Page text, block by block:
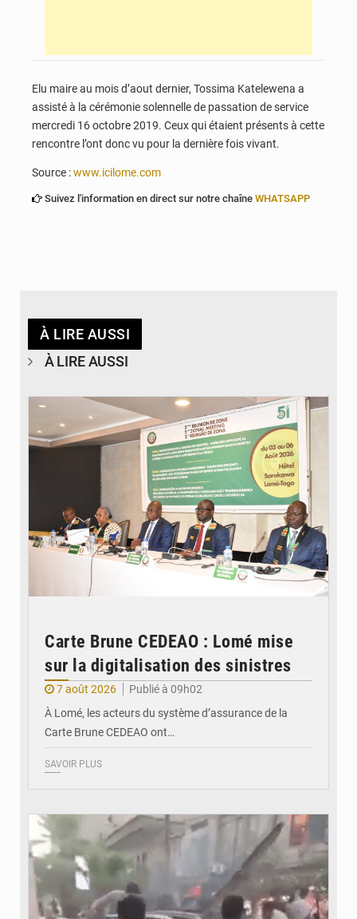
Elu maire au mois d’aout dernier, Tossima Katelewena a
assisté à la cérémonie solennelle de passation de service
mercredi 16 octobre 2019. Ceux qui étaient présents à cette
rencontre l’ont donc vu pour la dernière fois vivant.
Source :www.icilome.com
Suivez l'information en direct sur notre chaîne WHATSAPP
À LIRE AUSSI
À LIRE AUSSI
Carte Brune CEDEAO : Lomé mise
sur la digitalisation des sinistres
7 août 2026
Publié à 09h02
À Lomé, les acteurs du système d’assurance de la
Carte Brune CEDEAO ont…
SAVOIR PLUS